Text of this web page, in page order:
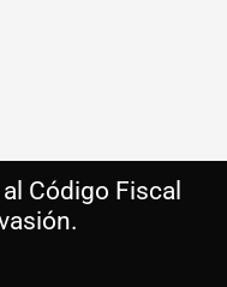
Código Fiscal